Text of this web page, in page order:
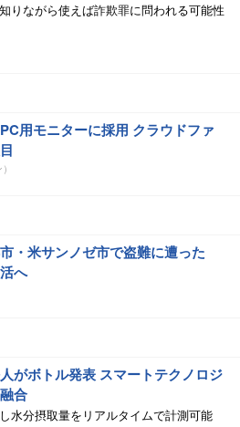
りながら使えば詐欺罪に問われる可能性
用モニターに採用 クラウドファ
・米サンノゼ市で盗難に遭った
へ
がボトル発表 スマートテクノロジ
合
水分摂取量をリアルタイムで計測可能